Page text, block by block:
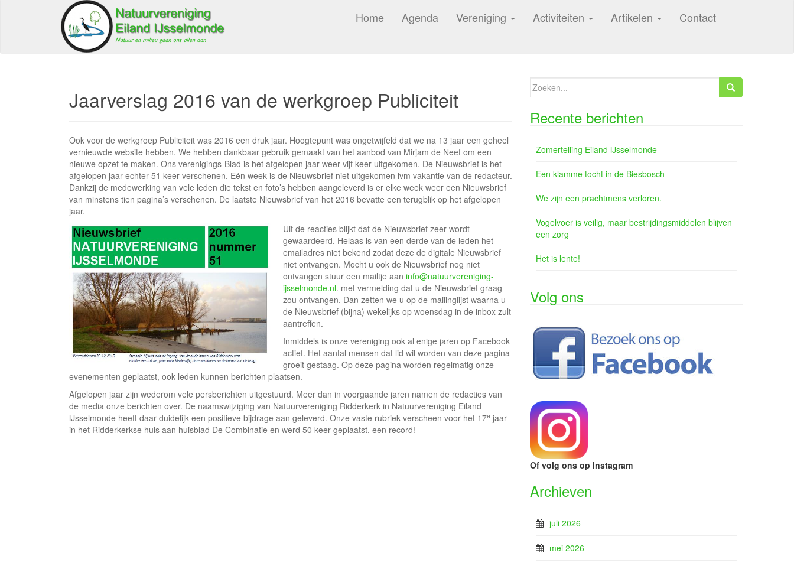
Home Agenda Vereniging Activiteiten Artikelen Contact
Jaarverslag 2016 van de werkgroep Publiciteit
Ook voor de werkgroep Publiciteit was 2016 een druk jaar. Hoogtepunt was ongetwijfeld dat we na 13 jaar een geheel
vernieuwde website hebben. We hebben dankbaar gebruik gemaakt van het aanbod van Mirjam de Neef om een
nieuwe opzet te maken. Ons verenigings-Blad is het afgelopen jaar weer vijf keer uitgekomen. De Nieuwsbrief is het
afgelopen jaar echter 51 keer verschenen. Eén week is de Nieuwsbrief niet uitgekomen ivm vakantie van de redacteur.
Dankzij de medewerking van vele leden die tekst en foto’s hebben aangeleverd is er elke week weer een Nieuwsbrief
van minstens tien pagina’s verschenen. De laatste Nieuwsbrief van het 2016 bevatte een terugblik op het afgelopen
jaar.
Uit de reacties blijkt dat de Nieuwsbrief zeer wordt
gewaardeerd. Helaas is van een derde van de leden het
emailadres niet bekend zodat deze de digitale Nieuwsbrief
niet ontvangen. Mocht u ook de Nieuwsbrief nog niet
ontvangen stuur een mailtje aan info@natuurvereniging-
ijsselmonde.nl. met vermelding dat u de Nieuwsbrief graag
zou ontvangen. Dan zetten we u op de mailinglijst waarna u
de Nieuwsbrief (bijna) wekelijks op woensdag in de inbox zult
aantreffen.
Inmiddels is onze vereniging ook al enige jaren op Facebook
actief. Het aantal mensen dat lid wil worden van deze pagina
groeit gestaag. Op deze pagina worden regelmatig onze
evenementen geplaatst, ook leden kunnen berichten plaatsen.
Afgelopen jaar zijn wederom vele persberichten uitgestuurd. Meer dan in voorgaande jaren namen de redacties van
de media onze berichten over. De naamswijziging van Natuurvereniging Ridderkerk in Natuurvereniging Eiland
IJsselmonde heeft daar duidelijk een positieve bijdrage aan geleverd. Onze vaste rubriek verscheen voor het 17e jaar
in het Ridderkerkse huis aan huisblad De Combinatie en werd 50 keer geplaatst, een record!
Zoeken
naar:
Recente berichten
Zomertelling Eiland IJsselmonde
Een klamme tocht in de Biesbosch
We zijn een prachtmens verloren.
Vogelvoer is veilig, maar bestrijdingsmiddelen blijven
een zorg
Het is lente!
Volg ons
Of volg ons op Instagram
Archieven
juli 2026
mei 2026